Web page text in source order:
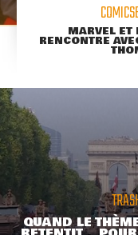
MARVEL ET
RENCONTRE
QUAND LE